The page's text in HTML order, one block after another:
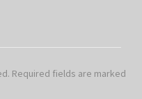
Required fields are marked